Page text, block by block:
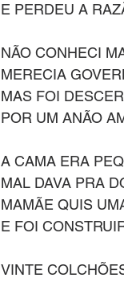
E PERDEU A
NÃO CONHECI
MERECIA
MAS FOI
POR UM ANÃO
A CAMA ERA
MAL DAVA PRA
MAMÃE QUIS
E FOI
VINTE